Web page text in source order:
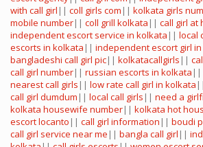
with call girl || coll girls com || kolkata girls
mobile number|| coll grill kolkata || call girl at
independent escort service in kolkata || local
escorts in kolkata || independent escort girl
bangladeshi call girl pic|| kolkatacallgirls ||
call girl number|| russian escorts in kolkata ||
nearest call girls || low rate call girl in kolkata ||
call girl dumdum || local call girls || need a
kolkata housewife number|| kolkata hot
escort locanto || call girl information || boudi
call girl service near me || bangla call girl ||